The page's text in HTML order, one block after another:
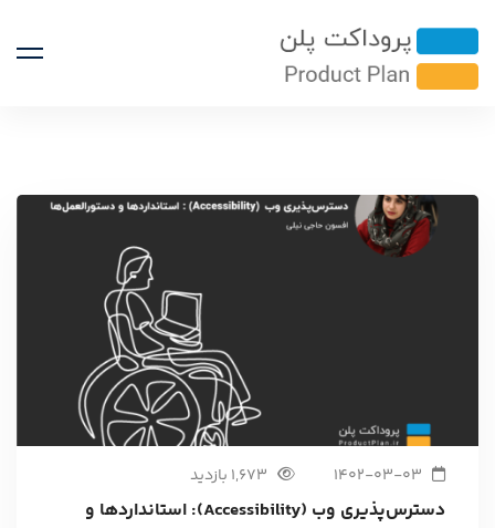
1402-03-03 1,673 بازدید
دسترس‌پذیری وب (Accessibility): استانداردها و